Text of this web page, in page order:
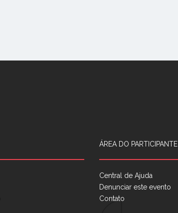
ÁREA DO PARTICIPANTE
Central de Ajuda
Denunciar este evento
Contato